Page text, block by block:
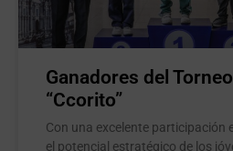
Ganadores del
“Ccorito”
Con una excelente participación
el potencial estratégico de los